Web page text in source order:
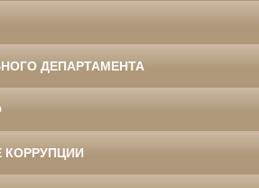
ДЕПАРТАМЕНТА
КОРРУПЦИИ